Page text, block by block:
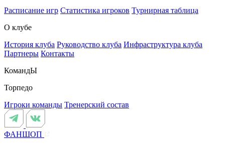
Расписание игр Статистика игроков Турнирная таблица
О клубе
История клуба Руководство клуба Инфраструктура клуба
Партнеры Контакты
КомандЫ
Торпедо
Игроки команды Тренерский состав
ФАНШОП